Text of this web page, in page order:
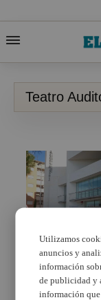
Teatro
Mil escolares
de las artes
en Catarroja
campaña
Utilizamos
anuncios y
información
de publicidad y
información